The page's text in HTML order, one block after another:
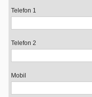
Telefon 1
Telefon 2
Mobil